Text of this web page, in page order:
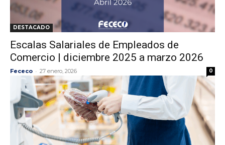
DESTACADO
Escalas Salariales de Empleados de
Comercio | diciembre 2025 a marzo 2026
Fececo - 27 enero, 2026 0